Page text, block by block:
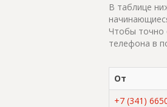
В таблице
Чтобы точно
телефона в
От
+7 (341)